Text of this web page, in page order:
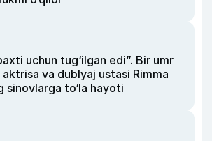
uchun tug‘ilgan edi”. Bir umr
va dublyaj ustasi Rimma
sinovlarga to‘la hayoti